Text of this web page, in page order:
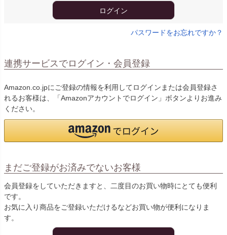
ログイン
パスワードをお忘れですか？
連携サービスでログイン・会員登録
Amazon.co.jpにご登録の情報を利用してログインまたは会員登録さ
れるお客様は、「Amazonアカウントでログイン」ボタンよりお進み
ください。
まだご登録がお済みでないお客様
会員登録をしていただきますと、二度目のお買い物時にとても便利
です。
お気に入り商品をご登録いただけるなどお買い物が便利になりま
す。